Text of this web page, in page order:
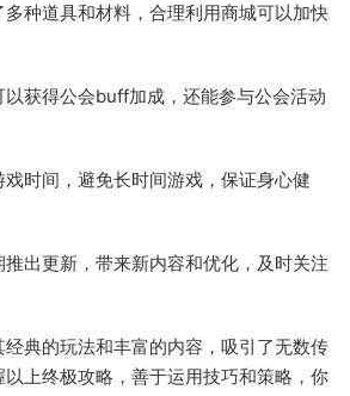
种道具和材料，合理利用商城可以加快
获得公会buff加成，还能参与公会活动
时间，避免长时间游戏，保证身心健
出更新，带来新内容和优化，及时关注
典的玩法和丰富的内容，吸引了无数传
上终极攻略，善于运用技巧和策略，你